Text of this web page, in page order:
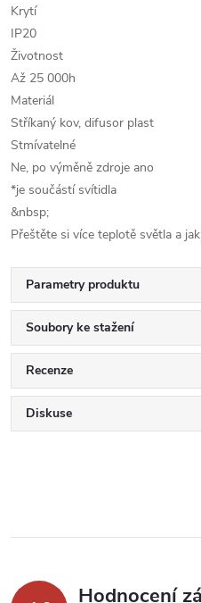
Krytí
IP20
Životnost
Až 25 000h
Materiál
Stříkaný kov, difusor plast
Stmívatelné
Ne, po výměně zdroje ano
*je součástí svítidla
&nbsp;
Přeštěte si více teplotě světla a
Parametry produktu
Soubory ke stažení
Recenze
Diskuse
Hodnocení